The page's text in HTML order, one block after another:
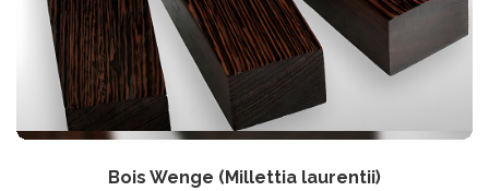
Bois Wenge (Millettia laurentii)